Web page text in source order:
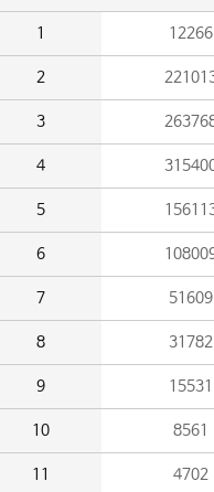
1 12266
2
3
4
5
6
7 51609
8 31782
9 15531
10 8561
11 4702